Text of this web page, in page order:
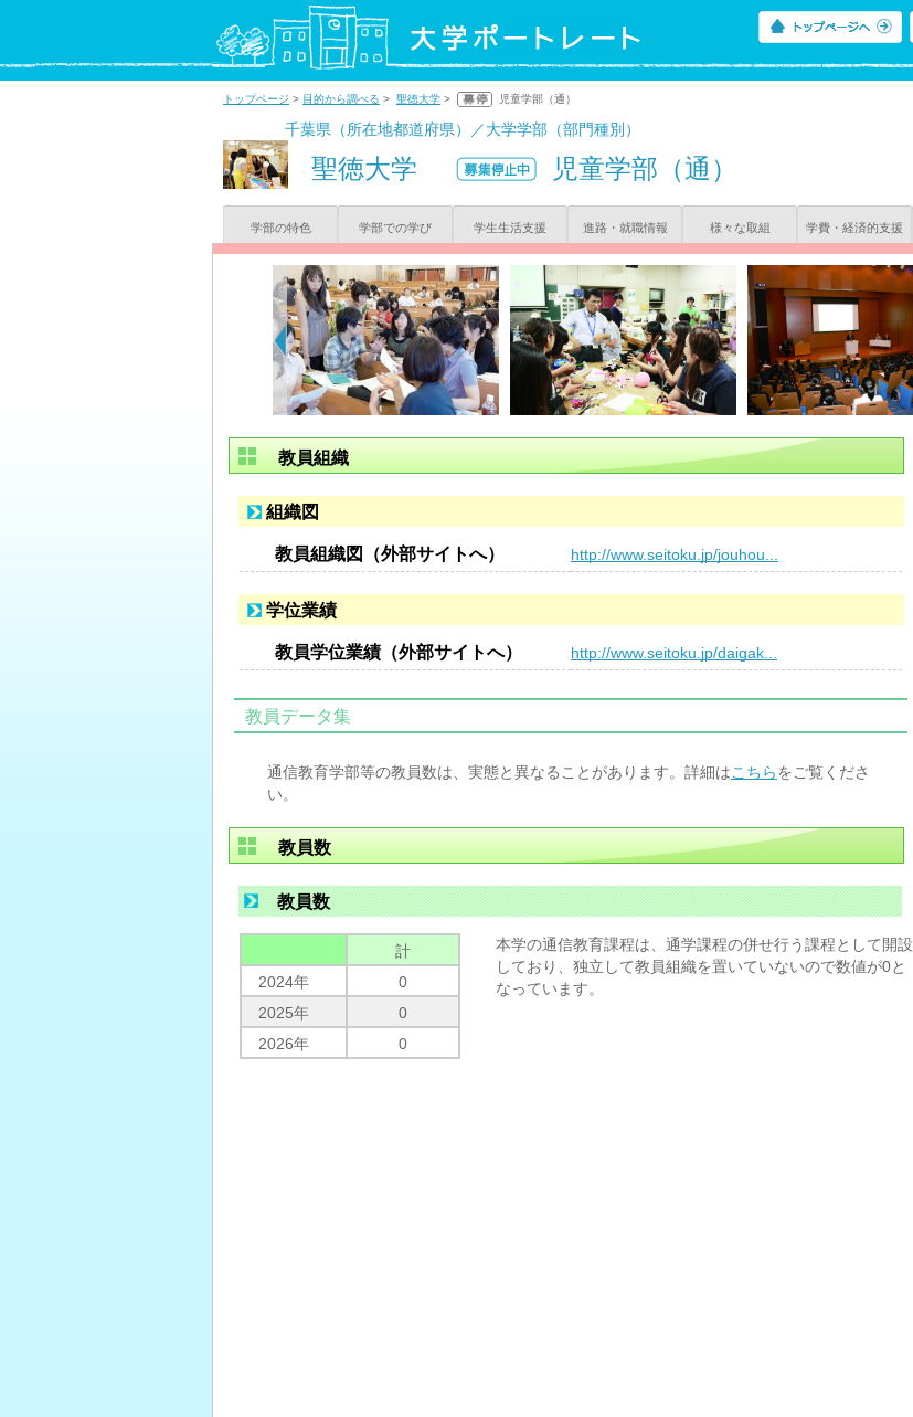
トップページ > 目的から調べる > 聖徳大学 > 児童学部（通）
千葉県（所在地都道府県）／大学学部（部門種別）
聖徳大学 児童学部（通）
学部の特色 学部での学び 学生生活支援 進路・就職情報 様々な取組 学費・経済的支援
教員組織
組織図
教員組織図（外部サイトへ） http://www.seitoku.jp/jouhou...
学位業績
教員学位業績（外部サイトへ） http://www.seitoku.jp/daigak...
教員データ集
通信教育学部等の教員数は、実態と異なることがあります。詳細はこちらをご覧くださ
い。
教員数
教員数
計
2024年
0
2025年
0
2026年
0
本学の通信教育課程は、通学課程の併せ行う課程として開設
しており、独立して教員組織を置いていないので数値が0と
なっています。